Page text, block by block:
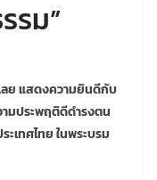
รม”
ลย แสดงความยินดีกับ
มประพฤติดีดำรงตน
เทศไทย ในพระบรม